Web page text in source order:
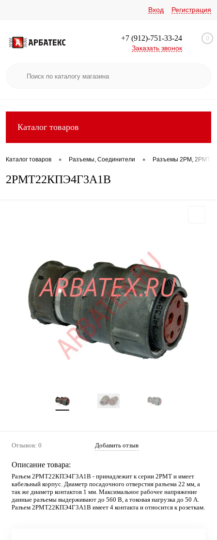
Вход Регистрация
+7 (912)-751-33-24
Заказать звонок
0
Каталог товаров
Каталог товаров • Разъемы, Соединители • Разъемы 2РМ, 2РМТ,
2РМТ22КПЭ4Г3А1В
Отзывов: 0 Добавить отзыв
Описание товара:
Разъем 2РМТ22КПЭ4Г3А1В - принадлежит к серии 2РМТ и имеет
кабельный корпус. Диаметр посадочного отверстия разъема 22 мм, а
так же диаметр контактов 1 мм. Максимальное рабочее напряжение
данные разъемы выдерживают до 560 В, а токовая нагрузка до 50 А.
Разъем 2РМТ22КПЭ4Г3А1В имеет 4 контакта и относится к розеткам.